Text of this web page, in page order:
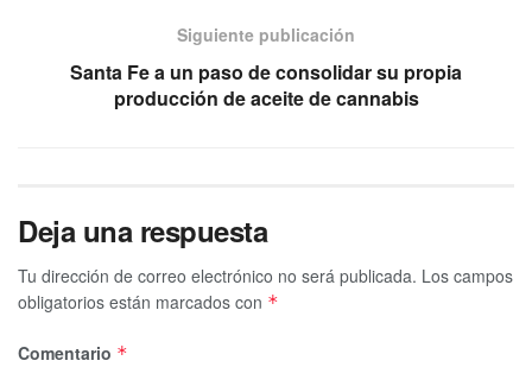
Siguiente publicación
Santa Fe a un paso de consolidar su propia
producción de aceite de cannabis
Deja una respuesta
Tu dirección de correo electrónico no será publicada. Los campos
obligatorios están marcados con *
Comentario *